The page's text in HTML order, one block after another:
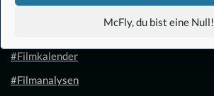
McFly, du bist eine Null!
#Anime
#Filmkalender
#Filmanalysen